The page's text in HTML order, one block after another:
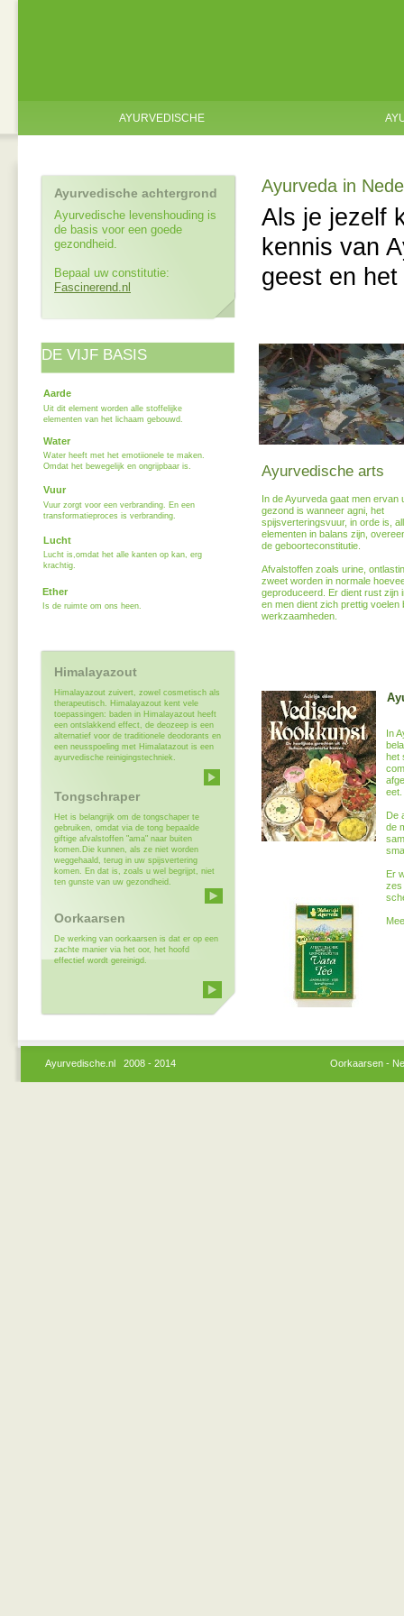
Ayurvedische.nl 2008 - 2014 Oorkaarsen - Netipot -
AYURVEDISCHE
DE VIJF BASIS
ELEMENTEN
Uit dit element worden alle stoffelijke
elementen van het lichaam gebouwd.
Aarde
Water heeft met het emotiionele te maken.
Omdat het bewegelijk en ongrijpbaar is.
Water
Vuur zorgt voor een verbranding. En een
transformatieproces is verbranding.
Vuur
Lucht is,omdat het alle kanten op kan, erg
krachtig.
Lucht
Ayurvedische levenshouding is
de basis voor een goede
gezondheid.
Bepaal uw constitutie:
Fascinerend.nl
Ayurvedische achtergrond Ayurveda in
Als je jezelf
kennis van
geest en
Ayurvedische arts
In de Ayurveda gaat men ervan
gezond is wanneer agni, het
spijsverteringsvuur, in orde is,
elementen in balans zijn,
de geboorteconstitutie.
Afvalstoffen zoals urine,
zweet worden in normale
geproduceerd. Er dient rust zijn
en men dient zich prettig voelen
werkzaamheden.
Himalayazout zuivert, zowel cosmetisch als
therapeutisch. Himalayazout kent vele
toepassingen: baden in Himalayazout heeft
een ontslakkend effect, de deozeep is een
alternatief voor de traditionele deodorants en
een neusspoeling met Himalatazout is een
ayurvedische reinigingstechniek.
Himalayazout
Het is belangrijk om de tongschaper te
gebruiken, omdat via de tong bepaalde
giftige afvalstoffen "ama" naar buiten
komen.Die kunnen, als ze niet worden
weggehaald, terug in uw spijsvertering
komen. En dat is, zoals u wel begrijpt, niet
ten gunste van uw gezondheid.
Tongschraper
De werking van oorkaarsen is dat er op een
zachte manier via het oor, het hoofd
effectief wordt gereinigd.
Oorkaarsen
In
het
eet.
De
de
Er
zes
Is de ruimte om ons heen.
Ether